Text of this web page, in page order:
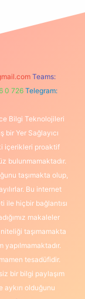
Teams:
0 726 Telegram:
Bilgi Teknolojileri
bir Yer Sağlayıcı
içerikleri proaktif
bulunmamaktadır.
taşımakta olup,
Bu internet
ile hiçbir bağlantısı
makaleler
taşımamakta
yapılmamaktadır.
tesadüfidir.
bir bilgi paylaşım
olduğunu